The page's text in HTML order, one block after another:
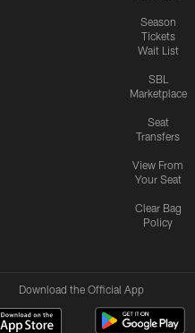
Season
Tickets
Wait List
SBL
Marketplace
Seat
Transfers
View From
Your Seat
Clear Bag
Policy
Download the Official App